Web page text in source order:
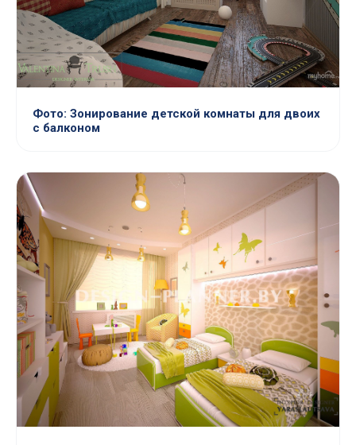
Фото: Зонирование детской комнаты для двоих
с балконом